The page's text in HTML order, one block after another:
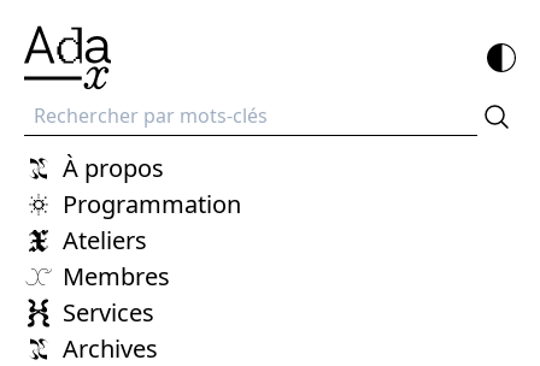
Recherche
À propos
Programmation
Ateliers
Membres
Services
Archives